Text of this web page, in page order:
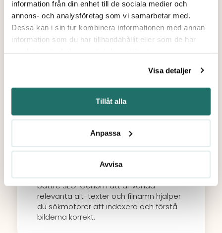
information från din enhet till de sociala medier och
annons- och analysföretag som vi samarbetar med.
Dessa kan i sin tur kombinera informationen med annan
information som du har tillhandahållit eller som de har
Visa detaljer
Tillåt alla
Anpassa
Avvisa
beskrivande, och innehåller relevanta
sökord. Detta hjälper både användare
och sökmotorer att förstå sidans
innehåll och förbättrar därmed sidans
ranking. Undvik specialtecken när du tar
fram sidans URL.
Bilder
Optimerade bilder kan både förbättra
användarupplevelsen och bidra till
bättre SEO. Genom att använda
relevanta alt-texter och filnamn hjälper
du sökmotorer att indexera och förstå
bilderna korrekt.